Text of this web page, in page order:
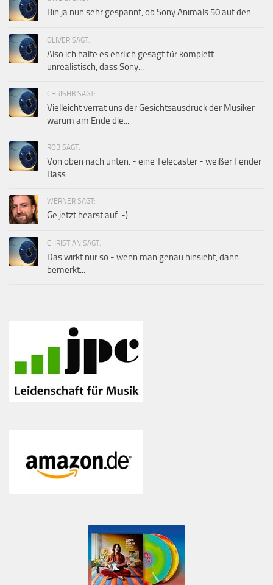
Bin ja nun sehr gespannt, ob Sony Animals 50 auf den...
OLIVER SAGT:
Also ich halte es ehrlich gesagt für komplett
unrealistisch, dass Sony...
CHRISHB SAGT:
Vielleicht verrät uns der Gesichtsausdruck der Musiker
warum am Ende die...
ROB SAGT:
Von oben nach unten: - eine Telecaster - weißer Fender
Bass...
WERNER SAGT:
Ge jetzt hearst auf :-)
CHRISTIAN SAGT:
Das wirkt nur so - wenn man genau hinsieht, dann
bemerkt...